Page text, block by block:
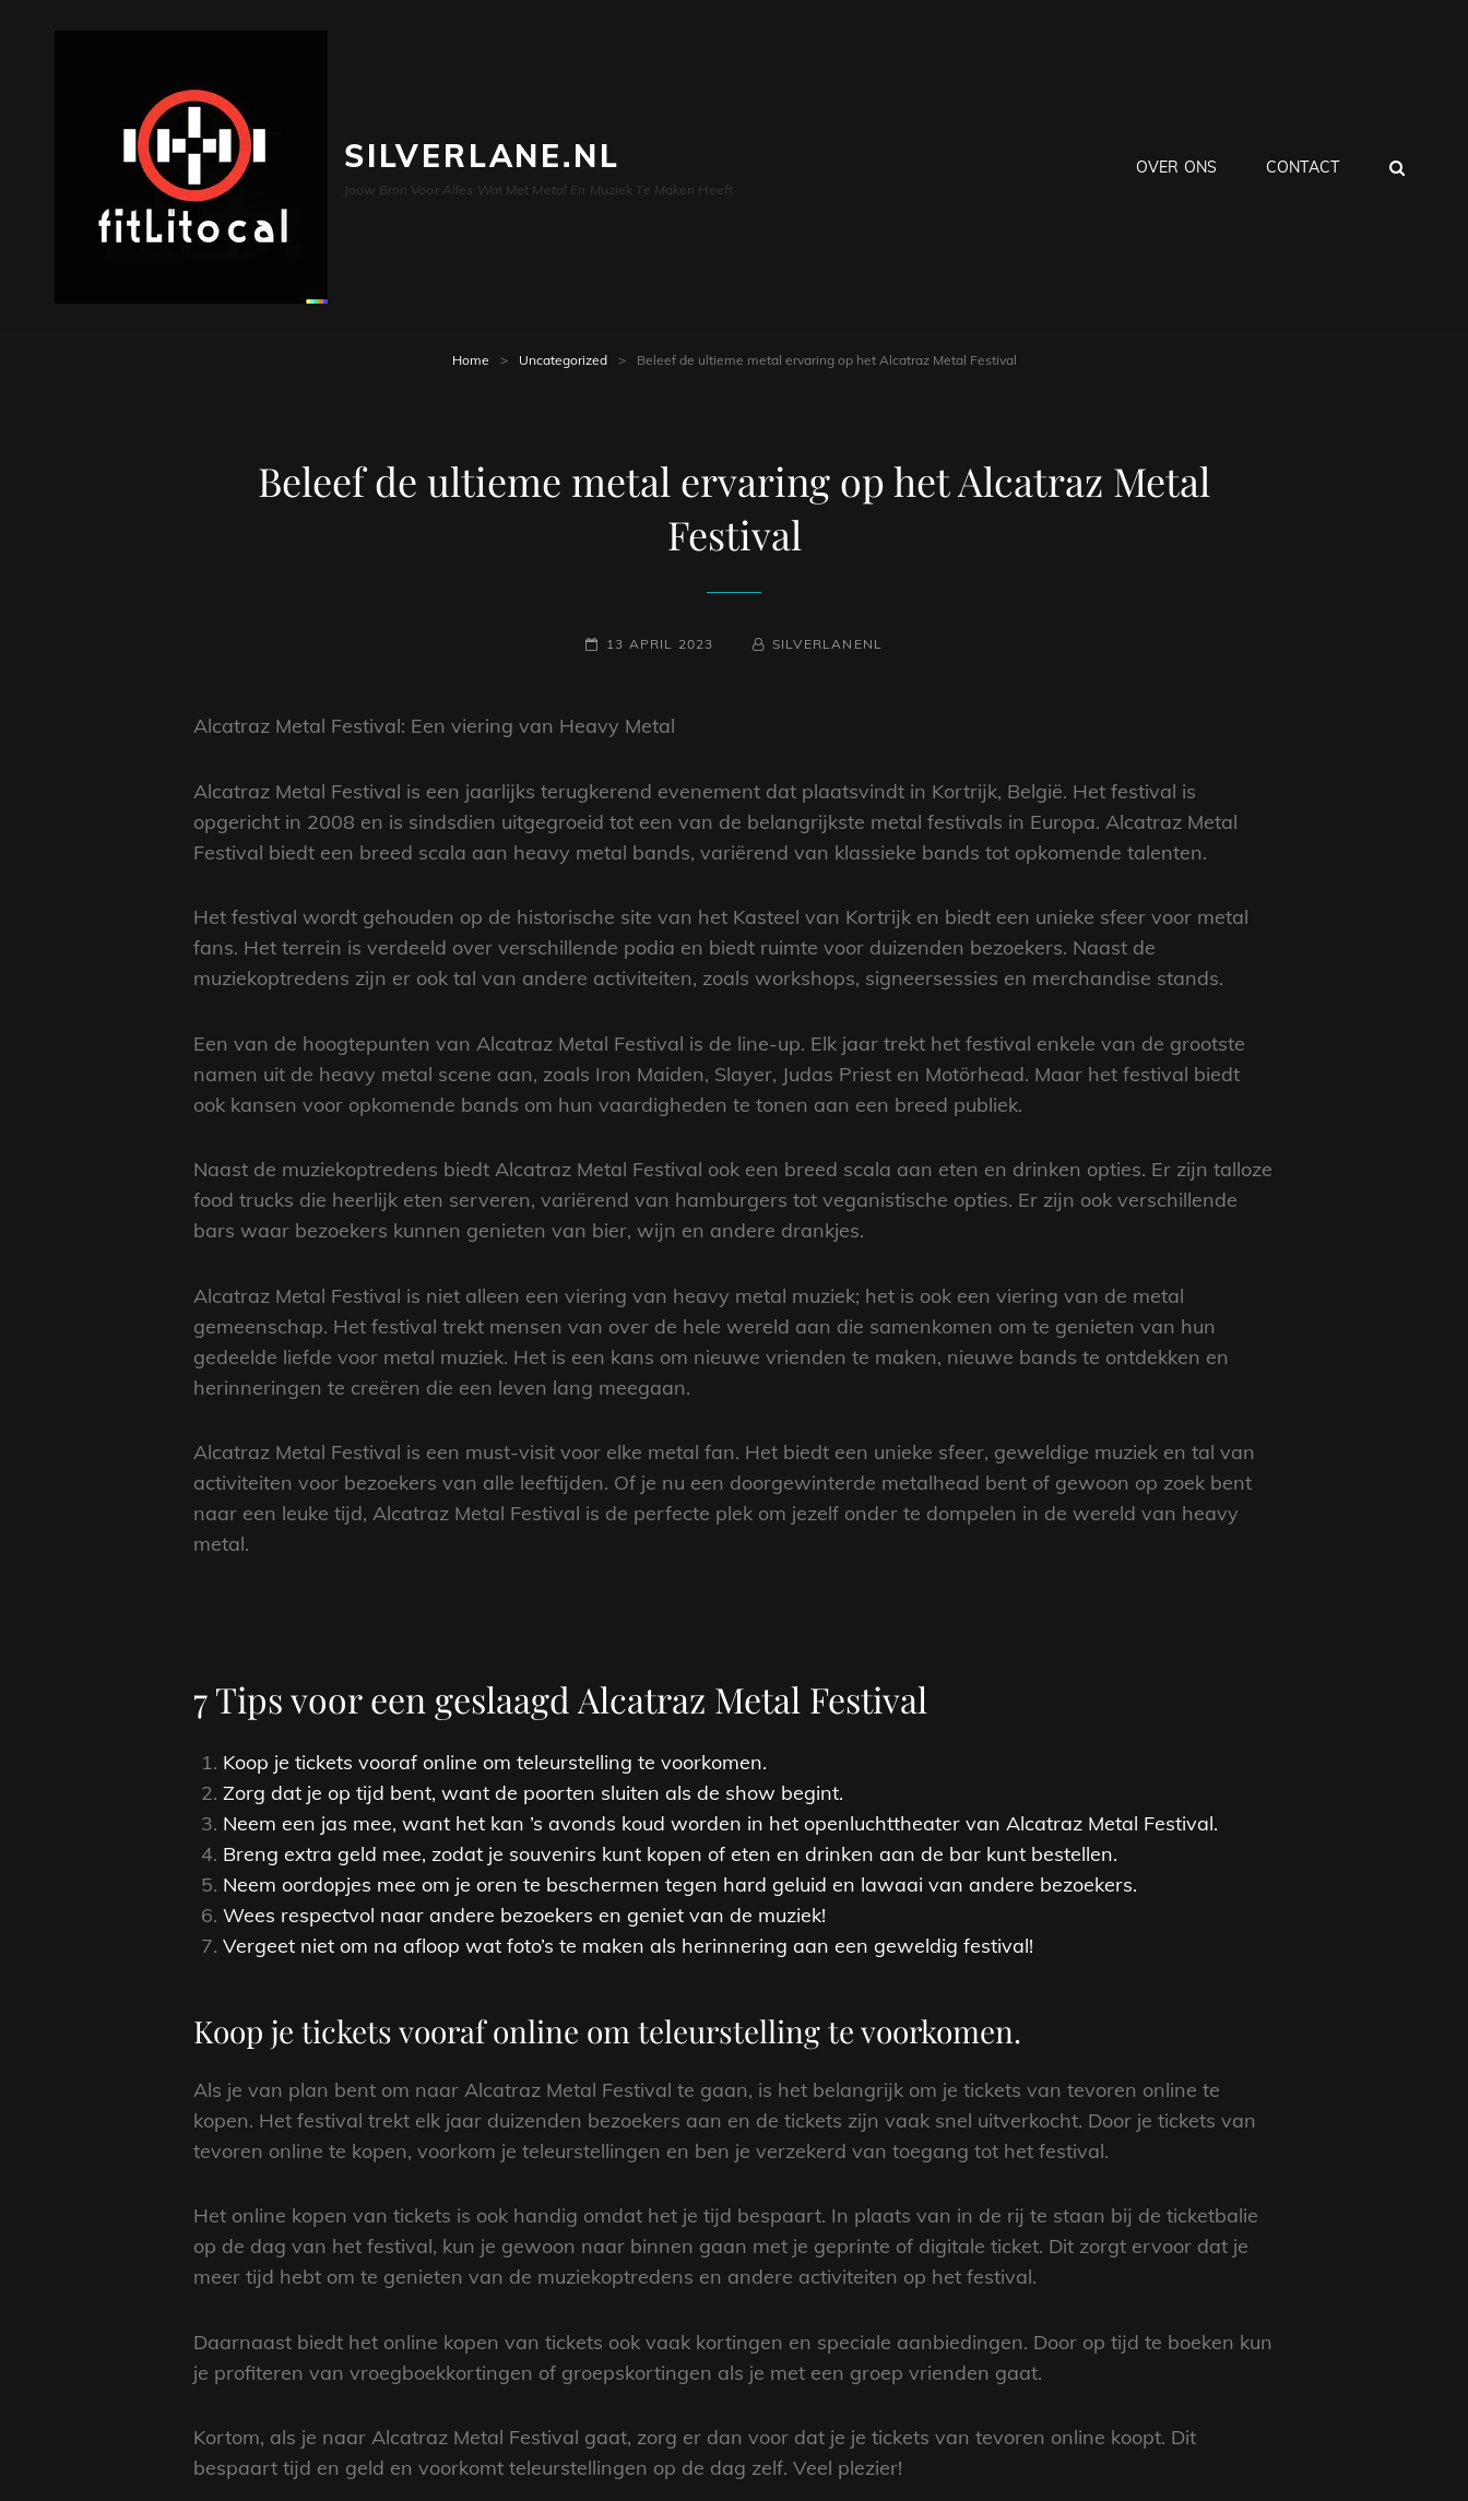
SILVERLANE.NL
Jouw Bron Voor Alles Wat Met Metal En Muziek Te Maken Heeft
OVER ONS CONTACT
Home > Uncategorized > Beleef de ultieme metal ervaring op het Alcatraz Metal Festival
Beleef de ultieme metal ervaring op het Alcatraz Metal
Festival
GEPLAATST
13 APRIL 2023 NAAMREGEL
BYLINE
SILVERLANENL
Alcatraz Metal Festival: Een viering van Heavy Metal
Alcatraz Metal Festival is een jaarlijks terugkerend evenement dat plaatsvindt in Kortrijk, België. Het festival is
opgericht in 2008 en is sindsdien uitgegroeid tot een van de belangrijkste metal festivals in Europa. Alcatraz Metal
Festival biedt een breed scala aan heavy metal bands, variërend van klassieke bands tot opkomende talenten.
Het festival wordt gehouden op de historische site van het Kasteel van Kortrijk en biedt een unieke sfeer voor metal
fans. Het terrein is verdeeld over verschillende podia en biedt ruimte voor duizenden bezoekers. Naast de
muziekoptredens zijn er ook tal van andere activiteiten, zoals workshops, signeersessies en merchandise stands.
Een van de hoogtepunten van Alcatraz Metal Festival is de line-up. Elk jaar trekt het festival enkele van de grootste
namen uit de heavy metal scene aan, zoals Iron Maiden, Slayer, Judas Priest en Motörhead. Maar het festival biedt
ook kansen voor opkomende bands om hun vaardigheden te tonen aan een breed publiek.
Naast de muziekoptredens biedt Alcatraz Metal Festival ook een breed scala aan eten en drinken opties. Er zijn talloze
food trucks die heerlijk eten serveren, variërend van hamburgers tot veganistische opties. Er zijn ook verschillende
bars waar bezoekers kunnen genieten van bier, wijn en andere drankjes.
Alcatraz Metal Festival is niet alleen een viering van heavy metal muziek; het is ook een viering van de metal
gemeenschap. Het festival trekt mensen van over de hele wereld aan die samenkomen om te genieten van hun
gedeelde liefde voor metal muziek. Het is een kans om nieuwe vrienden te maken, nieuwe bands te ontdekken en
herinneringen te creëren die een leven lang meegaan.
Alcatraz Metal Festival is een must-visit voor elke metal fan. Het biedt een unieke sfeer, geweldige muziek en tal van
activiteiten voor bezoekers van alle leeftijden. Of je nu een doorgewinterde metalhead bent of gewoon op zoek bent
naar een leuke tijd, Alcatraz Metal Festival is de perfecte plek om jezelf onder te dompelen in de wereld van heavy
metal.
7 Tips voor een geslaagd Alcatraz Metal Festival
Koop je tickets vooraf online om teleurstelling te voorkomen.
Zorg dat je op tijd bent, want de poorten sluiten als de show begint.
Neem een jas mee, want het kan ’s avonds koud worden in het openluchttheater van Alcatraz Metal Festival.
Breng extra geld mee, zodat je souvenirs kunt kopen of eten en drinken aan de bar kunt bestellen.
Neem oordopjes mee om je oren te beschermen tegen hard geluid en lawaai van andere bezoekers.
Wees respectvol naar andere bezoekers en geniet van de muziek!
Vergeet niet om na afloop wat foto’s te maken als herinnering aan een geweldig festival!
Koop je tickets vooraf online om teleurstelling te voorkomen.
Als je van plan bent om naar Alcatraz Metal Festival te gaan, is het belangrijk om je tickets van tevoren online te
kopen. Het festival trekt elk jaar duizenden bezoekers aan en de tickets zijn vaak snel uitverkocht. Door je tickets van
tevoren online te kopen, voorkom je teleurstellingen en ben je verzekerd van toegang tot het festival.
Het online kopen van tickets is ook handig omdat het je tijd bespaart. In plaats van in de rij te staan bij de ticketbalie
op de dag van het festival, kun je gewoon naar binnen gaan met je geprinte of digitale ticket. Dit zorgt ervoor dat je
meer tijd hebt om te genieten van de muziekoptredens en andere activiteiten op het festival.
Daarnaast biedt het online kopen van tickets ook vaak kortingen en speciale aanbiedingen. Door op tijd te boeken kun
je profiteren van vroegboekkortingen of groepskortingen als je met een groep vrienden gaat.
Kortom, als je naar Alcatraz Metal Festival gaat, zorg er dan voor dat je je tickets van tevoren online koopt. Dit
bespaart tijd en geld en voorkomt teleurstellingen op de dag zelf. Veel plezier!